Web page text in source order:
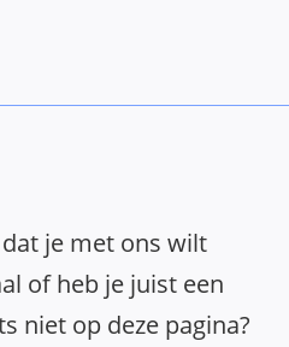
je met ons wilt
of heb je juist een
niet op deze pagina?